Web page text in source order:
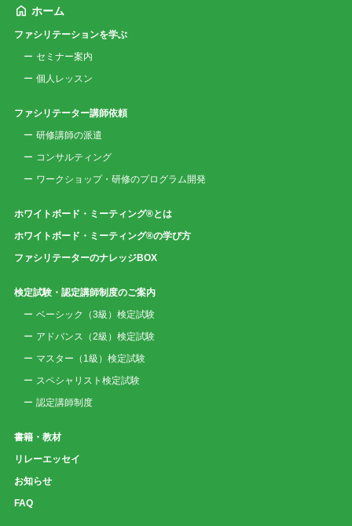
ホーム
ファシリテーションを学ぶ
セミナー案内
個人レッスン
ファシリテーター講師依頼
研修講師の派遣
コンサルティング
ワークショップ・研修のプログラム開発
ホワイトボード・ミーティング®とは
ホワイトボード・ミーティング®の学び方
ファシリテーターのナレッジBOX
検定試験・認定講師制度のご案内
ベーシック（3級）検定試験
アドバンス（2級）検定試験
マスター（1級）検定試験
スペシャリスト検定試験
認定講師制度
書籍・教材
リレーエッセイ
お知らせ
FAQ